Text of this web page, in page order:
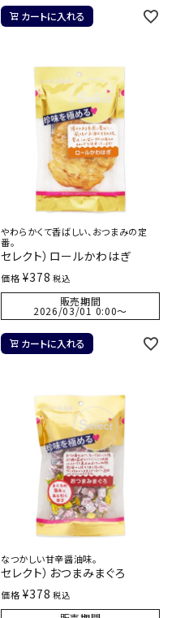
カートに入れる
やわらかくて香ばしい、おつまみの定
番。
セレクト）ロールかわはぎ
価格 ¥378 税込
販売期間
2026/03/01 0:00〜
カートに入れる
なつかしい甘辛醤油味。
セレクト）おつまみまぐろ
価格 ¥378 税込